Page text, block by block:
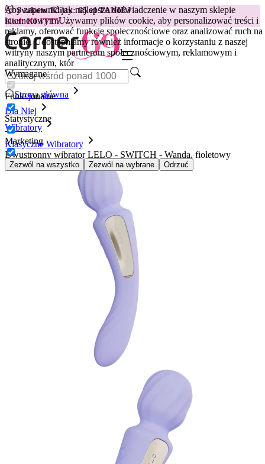
Aby zapewnić jak najlepsze doświadczenie w naszym sklepie
internetowym.Używamy plików cookie, aby personalizować treści i
reklamy, oferować funkcje społecznościowe oraz analizować ruch na
stronie. Udostępniamy również informacje o korzystaniu z naszej
witryny naszym partnerom społecznościowym, reklamowym i
analitycznym, któr
Wymagane
Funkcjonalne
Statystyczne
Marketing
Zezwól na wszystko Zezwól na wybrane Odrzuć
😽Svakom Klitty: 65 zł TANIEJ
Kod: KLITTY →
Strona główna
Dla Niej
Wibratory
Klasyczne Wibratory
Dwustronny wibrator LELO - SWITCH - Wanda, fioletowy